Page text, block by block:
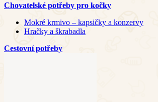
Chovatelské potřeby pro kočky
Mokré krmivo – kapsičky a konzervy
Hračky a škrabadla
Cestovní potřeby